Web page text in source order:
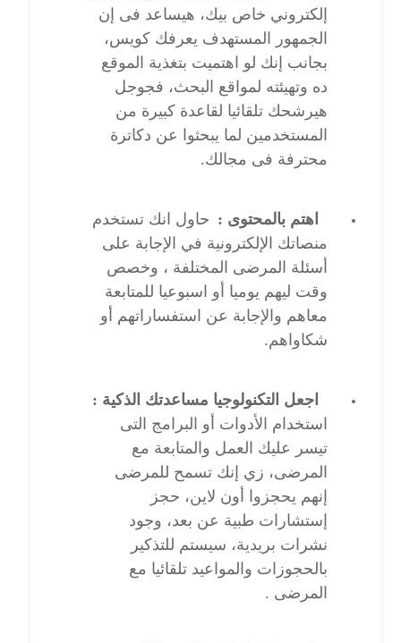
إلكتروني خاص بيك، هيساعد فى إن
الجمهور المستهدف يعرفك كويس،
بجانب إنك لو اهتميت بتغذية الموقع
ده وتهيئته لمواقع البحث، فجوجل
هيرشحك تلقائيا لقاعدة كبيرة من
المستخدمين لما يبحثوا عن دكاترة
محترفة فى مجالك.
اهتم بالمحتوى : حاول انك تستخدم
منصاتك الإلكترونية في الإجابة على
أسئلة المرضى المختلفة ، وخصص
وقت ليهم يوميا أو اسبوعيا للمتابعة
معاهم والإجابة عن استفساراتهم أو
شكاواهم.
اجعل التكنولوجيا مساعدتك الذكية :
استخدام الأدوات أو البرامج التى
تيسر عليك العمل والمتابعة مع
المرضى، زي إنك تسمح للمرضى
إنهم يحجزوا أون لاين، حجز
إستشارات طبية عن بعد، وجود
نشرات بريدية، سيستم للتذكير
بالحجوزات والمواعيد تلقائيا مع
المرضى .